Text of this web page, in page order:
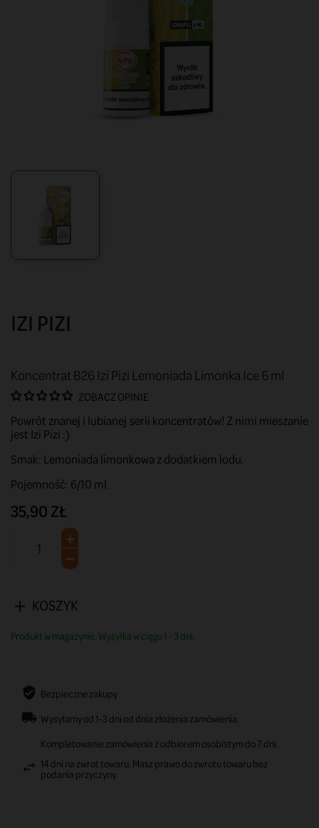
IZI PIZI
Koncentrat B26 Izi Pizi Lemoniada Limonka Ice 6 ml
ZOBACZ OPINIE
Powrót znanej i lubianej serii koncentratów! Z nimi mieszanie
jest Izi Pizi :)
Smak: Lemoniada limonkowa z dodatkiem lodu.
Pojemność: 6/10 ml.
35,90 ZŁ
KOSZYK
Produkt w magazynie. Wysyłka w ciągu 1 - 3 dni.
Bezpieczne zakupy
Wysyłamy od 1-3 dni od dnia złożenia zamówienia.
Kompletowanie zamówienia z odbiorem osobistym do 7 dni.
14 dni na zwrot towaru. Masz prawo do zwrotu towaru bez
podania przyczyny.